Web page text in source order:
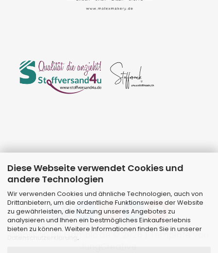
Diese Webseite verwendet Cookies und
andere Technologien
Wir verwenden Cookies und ähnliche Technologien, auch von
Drittanbietern, um die ordentliche Funktionsweise der Website
zu gewährleisten, die Nutzung unseres Angebotes zu
analysieren und Ihnen ein bestmögliches Einkaufserlebnis
bieten zu können. Weitere Informationen finden Sie in unserer
.
Webshopby Gambio.de © 2026 | Template von